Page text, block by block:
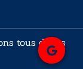
tous droits